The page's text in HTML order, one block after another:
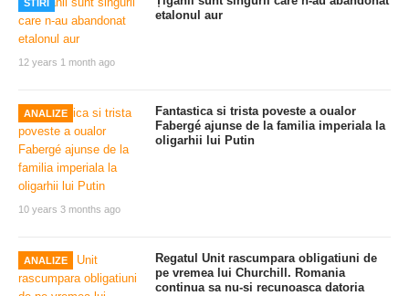
STIRI
12 years 1 month ago
etalonul aur
ANALIZE
10 years 3 months ago
Fantastica si trista poveste a oualor
Fabergé ajunse de la familia imperiala la
oligarhii lui Putin
ANALIZE
Regatul Unit rascumpara obligatiuni de
pe vremea lui Churchill. Romania
continua sa nu-si recunoasca datoria